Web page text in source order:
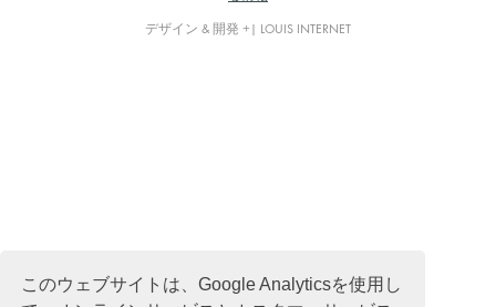
このウェブサイトは、Google Analyticsを使用し
デザイン & 開発 +| LOUIS INTERNET